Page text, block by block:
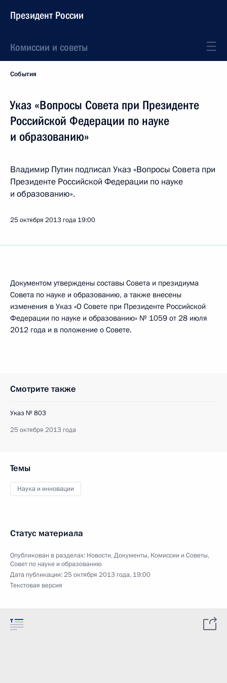
Президент России
Комиссии и советы
События
Указ «Вопросы Совета при Президенте
Российской Федерации по науке
и образованию»
Владимир Путин подписал Указ «Вопросы Совета при
Президенте Российской Федерации по науке
и образованию».
25 октября 2013 года 19:00
Документом утверждены составы Совета и президиума
Совета по науке и образованию, а также внесены
изменения в Указ «О Совете при Президенте Российской
Федерации по науке и образованию» № 1059 от 28 июля
2012 года и в положение о Совете.
Смотрите также
Указ № 803
25 октября 2013 года
Темы
Наука и инновации
Статус материала
Опубликован в разделах: Новости,Документы, Комиссии и Советы,
Совет по науке и образованию
Дата публикации:25 октября 2013 года, 19:00
Текстовая версия